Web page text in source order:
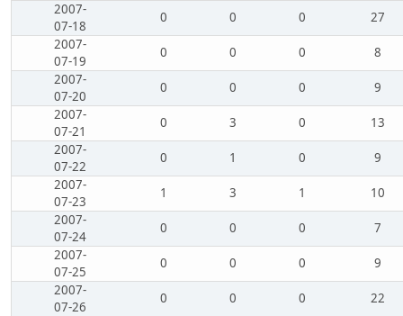
2007-
07-18
0 0 0
27
2007-
07-19
0 0 0
8
2007-
07-20
0 0 0
9
2007-
07-21
0 3 0
13
2007-
07-22
0 1 0
9
2007-
07-23
1 3 1
10
2007-
07-24
0 0 0
7
2007-
07-25
0 0 0
9
2007-
07-26
0 0 0
22